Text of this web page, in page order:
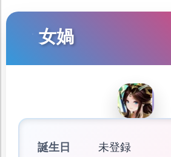
女媧
誕生日
未登録